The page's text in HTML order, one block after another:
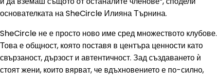
основателката на SheCircle Илияна Търнина.
SheCircle не е просто ново име сред множеството клубове.
Това е общност, която поставя в центъра ценности като
свързаност, дързост и автентичност. Зад създаването ѝ
стоят жени, които вярват, че вдъхновението е по-силно,